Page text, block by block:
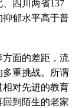
四川两省137
抑郁水平高于普
方面的差距，流
重挑战。所谓
相对先进的教育
到陌生的老家